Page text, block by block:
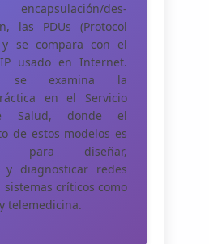
des-
las PDUs (Protocol
y se compara con el
IP usado en Internet.
se examina la
en el Servicio
Salud, donde el
de estos modelos es
para diseñar,
y diagnosticar redes
críticos como
telemedicina.